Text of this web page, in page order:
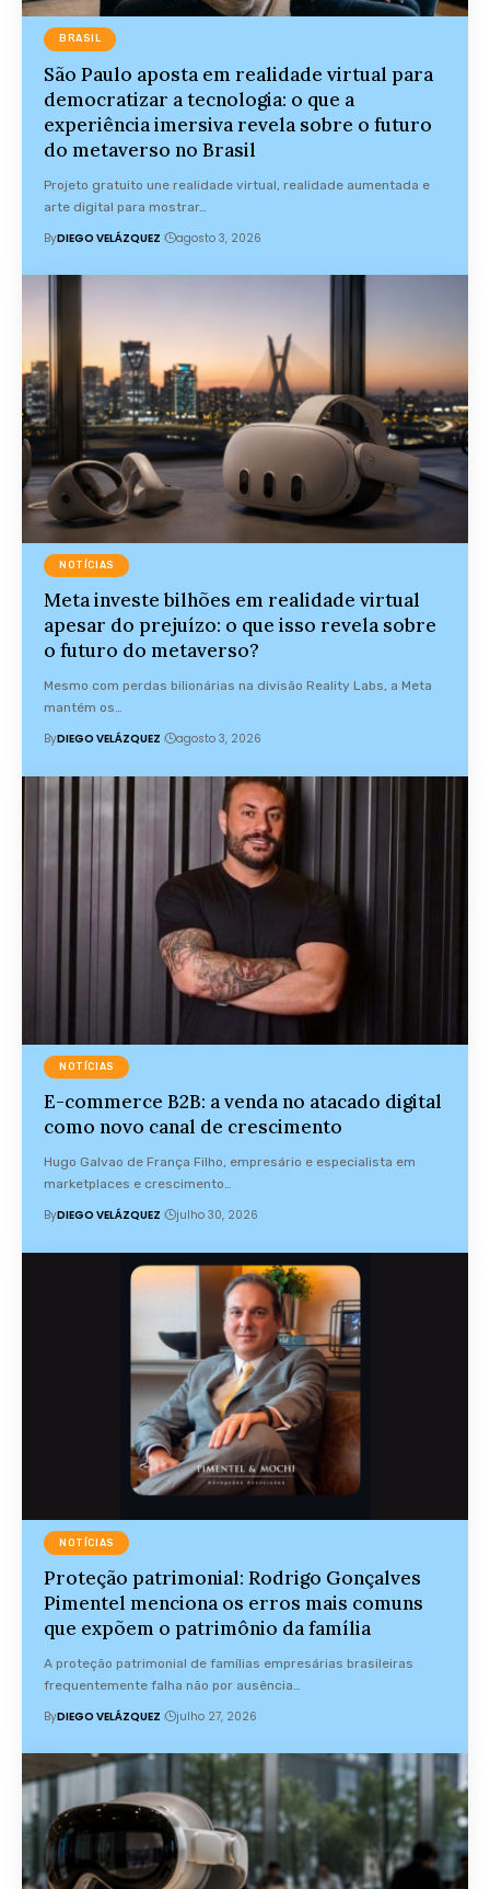
BRASIL
São Paulo aposta em realidade virtual para
democratizar a tecnologia: o que a
experiência imersiva revela sobre o futuro
do metaverso no Brasil
Projeto gratuito une realidade virtual, realidade aumentada e
arte digital para mostrar…
ByDIEGO VELÁZQUEZ agosto 3, 2026
NOTÍCIAS
Meta investe bilhões em realidade virtual
apesar do prejuízo: o que isso revela sobre
o futuro do metaverso?
Mesmo com perdas bilionárias na divisão Reality Labs, a Meta
mantém os…
ByDIEGO VELÁZQUEZ agosto 3, 2026
NOTÍCIAS
E-commerce B2B: a venda no atacado digital
como novo canal de crescimento
Hugo Galvao de França Filho, empresário e especialista em
marketplaces e crescimento…
ByDIEGO VELÁZQUEZ julho 30, 2026
NOTÍCIAS
Proteção patrimonial: Rodrigo Gonçalves
Pimentel menciona os erros mais comuns
que expõem o patrimônio da família
A proteção patrimonial de famílias empresárias brasileiras
frequentemente falha não por ausência…
ByDIEGO VELÁZQUEZ julho 27, 2026